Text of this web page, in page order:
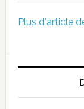
Plus d'article